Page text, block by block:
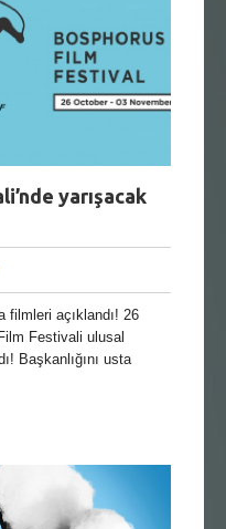
yarışacak
filmleri açıklandı! 26
Festivali ulusal
Başkanlığını usta